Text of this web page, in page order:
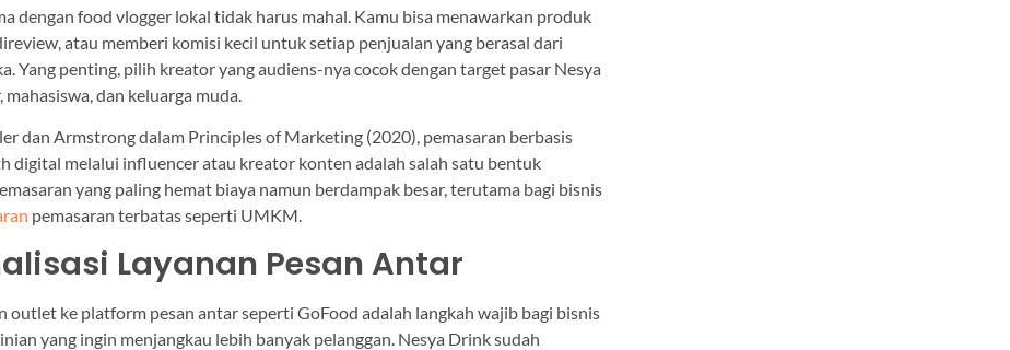
dengan food vlogger lokal tidak harus mahal. Kamu bisa menawarkan produk
atau memberi komisi kecil untuk setiap penjualan yang berasal dari
Yang penting, pilih kreator yang audiens-nya cocok dengan target pasar Nesya
dan keluarga muda.
dan Armstrong dalam Principles of Marketing (2020), pemasaran berbasis
digital melalui influencer atau kreator konten adalah salah satu bentuk
yang paling hemat biaya namun berdampak besar, terutama bagi bisnis
pemasaran terbatas seperti UMKM.
Layanan Pesan Antar
outlet ke platform pesan antar seperti GoFood adalah langkah wajib bagi bisnis
yang ingin menjangkau lebih banyak pelanggan. Nesya Drink sudah